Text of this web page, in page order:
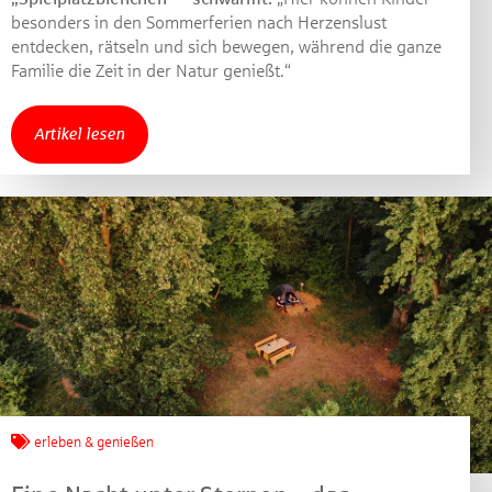
besonders in den Sommerferien nach Herzenslust
entdecken, rätseln und sich bewegen, während die ganze
Familie die Zeit in der Natur genießt.“
Artikel lesen
erleben & genießen